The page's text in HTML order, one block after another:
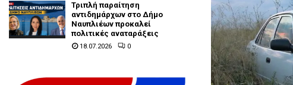
Τριπλή παραίτηση
αντιδημάρχων στο Δήμο
Ναυπλιέων προκαλεί
πολιτικές αναταράξεις
18.07.2026 0